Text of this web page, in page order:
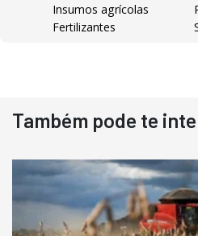
Pá Carregadeira Cat 966
Ano 1987
R$ 145.000
Insumos agrícolas
Fertilizantes
Também pode te